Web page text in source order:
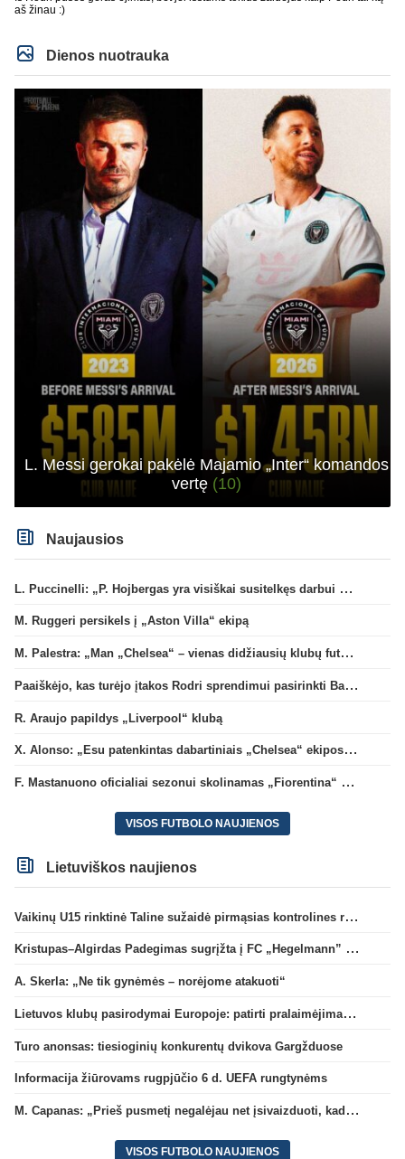
aš žinau :)
Dienos nuotrauka
L. Messi gerokai pakėlė Majamio „Inter“ komandos
vertę (10)
Naujausios
L. Puccinelli: „P. Hojbergas yra visiškai susitelkęs darbui Marselyje“
M. Ruggeri persikels į „Aston Villa“ ekipą
M. Palestra: „Man „Chelsea“ – vienas didžiausių klubų futbole“
Paaiškėjo, kas turėjo įtakos Rodri sprendimui pasirinkti Barselonos pusę
R. Araujo papildys „Liverpool“ klubą
X. Alonso: „Esu patenkintas dabartiniais „Chelsea“ ekipos vartininkais“
F. Mastanuono oficialiai sezonui skolinamas „Fiorentina“ ekipai
VISOS FUTBOLO NAUJIENOS
Lietuviškos naujienos
Vaikinų U15 rinktinė Taline sužaidė pirmąsias kontrolines rungtynes
Kristupas–Algirdas Padegimas sugrįžta į FC „Hegelmann” B sudėtį
A. Skerla: „Ne tik gynėmės – norėjome atakuoti“
Lietuvos klubų pasirodymai Europoje: patirti pralaimėjimai Kroatijos atstovams
Turo anonsas: tiesioginių konkurentų dvikova Gargžduose
Informacija žiūrovams rugpjūčio 6 d. UEFA rungtynėms
M. Capanas: „Prieš pusmetį negalėjau net įsivaizduoti, kad žaisime prieš „Hajduk“
VISOS FUTBOLO NAUJIENOS